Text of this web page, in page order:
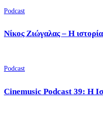
Podcast
Νίκος Ζιώγαλας – Η
Podcast
Cinemusic Podcast 39: Η